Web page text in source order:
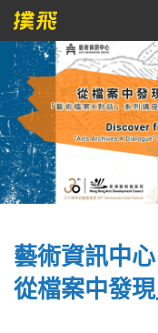
節目
主辦單位
關於撲飛
條款及細則
藝術資訊中
從檔案中發